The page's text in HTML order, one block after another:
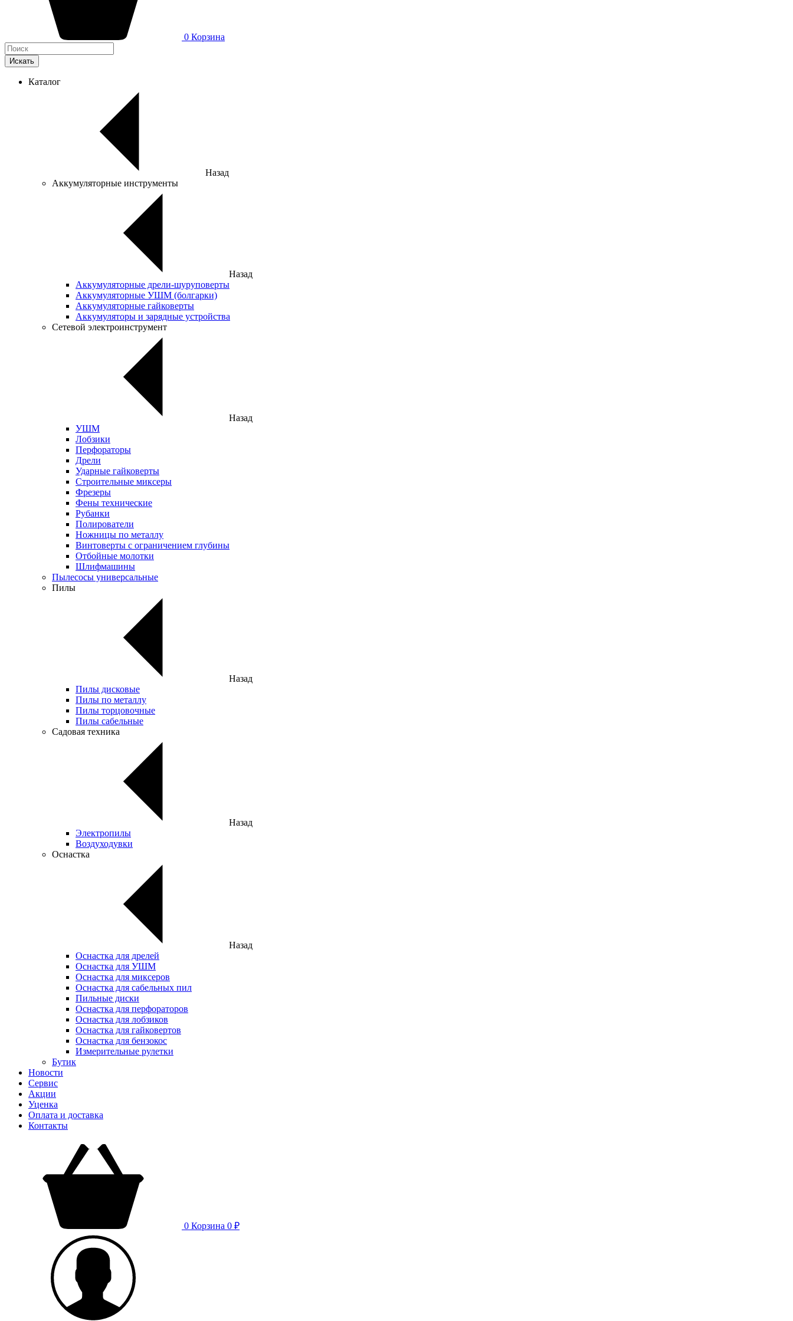
0 Корзина
Искать
Каталог
Назад
Аккумуляторные инструменты
Назад
Аккумуляторные дрели-шуруповерты
Аккумуляторные УШМ (болгарки)
Аккумуляторные гайковерты
Аккумуляторы и зарядные устройства
Сетевой электроинструмент
Назад
УШМ
Лобзики
Перфораторы
Дрели
Ударные гайковерты
Строительные миксеры
Фрезеры
Фены технические
Рубанки
Полирователи
Ножницы по металлу
Винтоверты с ограничением глубины
Отбойные молотки
Шлифмашины
Пылесосы универсальные
Пилы
Назад
Пилы дисковые
Пилы по металлу
Пилы торцовочные
Пилы сабельные
Садовая техника
Назад
Электропилы
Воздуходувки
Оснастка
Назад
Оснастка для дрелей
Оснастка для УШМ
Оснастка для миксеров
Оснастка для сабельных пил
Пильные диски
Оснастка для перфораторов
Оснастка для лобзиков
Оснастка для гайковертов
Оснастка для бензокос
Измерительные рулетки
Бутик
Новости
Сервис
Акции
Уценка
Оплата и доставка
Контакты
0 Корзина 0 ₽